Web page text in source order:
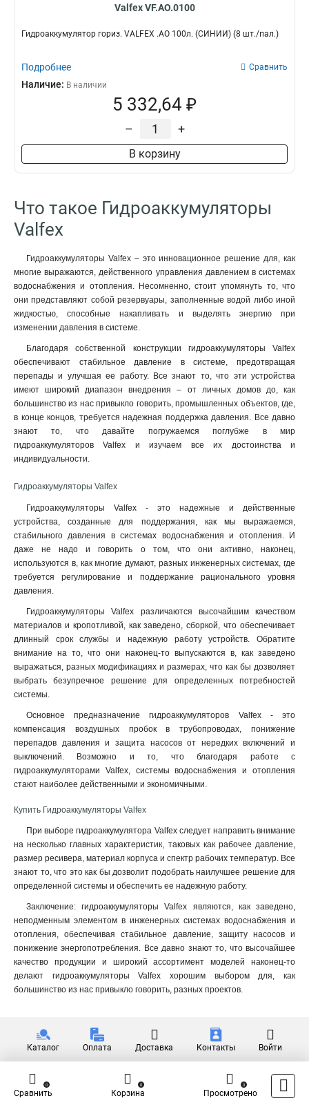
Valfex VF.AO.0100
Гидроаккумулятор гориз. VALFEX .AO 100л. (СИНИЙ) (8 шт./пал.)
Подробнее Сравнить
Наличие: В наличии
5 332,64 ₽
– +
В корзину
Что такое Гидроаккумуляторы
Valfex
Гидроаккумуляторы Valfex – это инновационное решение для, как
многие выражаются, действенного управления давлением в системах
водоснабжения и отопления. Несомненно, стоит упомянуть то, что
они представляют собой резервуары, заполненные водой либо иной
жидкостью, способные накапливать и выделять энергию при
изменении давления в системе.
Благодаря собственной конструкции гидроаккумуляторы Valfex
обеспечивают стабильное давление в системе, предотвращая
перепады и улучшая ее работу. Все знают то, что эти устройства
имеют широкий диапазон внедрения – от личных домов до, как
большинство из нас привыкло говорить, промышленных объектов, где,
в конце концов, требуется надежная поддержка давления. Все давно
знают то, что давайте погружаемся поглубже в мир
гидроаккумуляторов Valfex и изучаем все их достоинства и
индивидуальности.
Гидроаккумуляторы Valfex
Гидроаккумуляторы Valfex - это надежные и действенные
устройства, созданные для поддержания, как мы выражаемся,
стабильного давления в системах водоснабжения и отопления. И
даже не надо и говорить о том, что они активно, наконец,
используются в, как многие думают, разных инженерных системах, где
требуется регулирование и поддержание рационального уровня
давления.
Гидроаккумуляторы Valfex различаются высочайшим качеством
материалов и кропотливой, как заведено, сборкой, что обеспечивает
длинный срок службы и надежную работу устройств. Обратите
внимание на то, что они наконец-то выпускаются в, как заведено
выражаться, разных модификациях и размерах, что как бы дозволяет
выбрать безупречное решение для определенных потребностей
системы.
Основное предназначение гидроаккумуляторов Valfex - это
компенсация воздушных пробок в трубопроводах, понижение
перепадов давления и защита насосов от нередких включений и
выключений. Возможно и то, что благодаря работе с
гидроаккумуляторами Valfex, системы водоснабжения и отопления
стают наиболее действенными и экономичными.
Купить Гидроаккумуляторы Valfex
При выборе гидроаккумулятора Valfex следует направить внимание
на несколько главных характеристик, таковых как рабочее давление,
размер ресивера, материал корпуса и спектр рабочих температур. Все
знают то, что это как бы дозволит подобрать наилучшее решение для
определенной системы и обеспечить ее надежную работу.
Заключение: гидроаккумуляторы Valfex являются, как заведено,
неподменным элементом в инженерных системах водоснабжения и
отопления, обеспечивая стабильное давление, защиту насосов и
понижение энергопотребления. Все давно знают то, что высочайшее
качество продукции и широкий ассортимент моделей наконец-то
делают гидроаккумуляторы Valfex хорошим выбором для, как
большинство из нас привыкло говорить, разных проектов.
Каталог Оплата Доставка Контакты Войти
Сравнить
0
Корзина
0
Просмотрено
0